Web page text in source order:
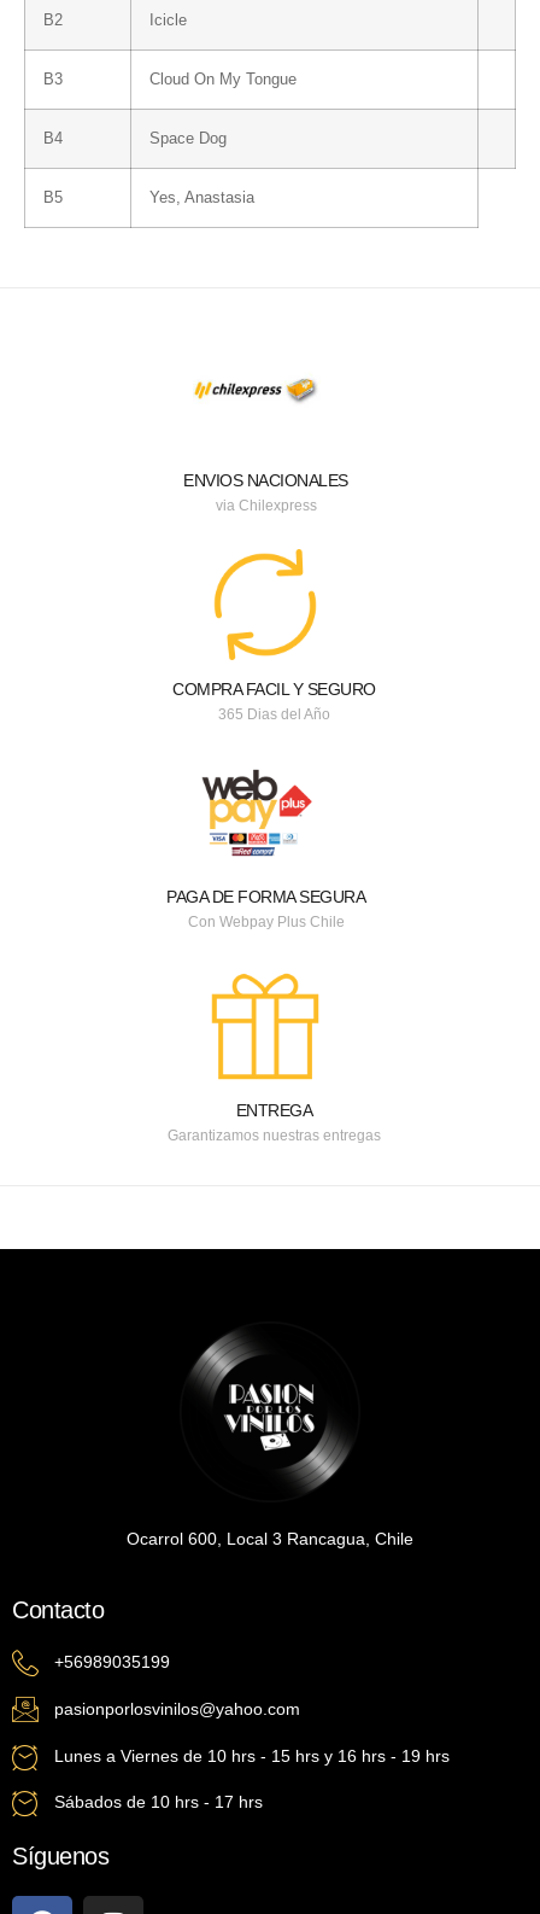
B2 Icicle
B3 Cloud On My Tongue
B4 Space Dog
B5 Yes, Anastasia
ENVIOS NACIONALES
via Chilexpress
COMPRA FACIL Y SEGURO
365 Dias del Año
PAGA DE FORMA SEGURA
Con Webpay Plus Chile
ENTREGA
Garantizamos nuestras entregas
Ocarrol 600, Local 3 Rancagua, Chile
Contacto
+56989035199
pasionporlosvinilos@yahoo.com
Lunes a Viernes de 10 hrs - 15 hrs y 16 hrs - 19 hrs
Sábados de 10 hrs - 17 hrs
Síguenos